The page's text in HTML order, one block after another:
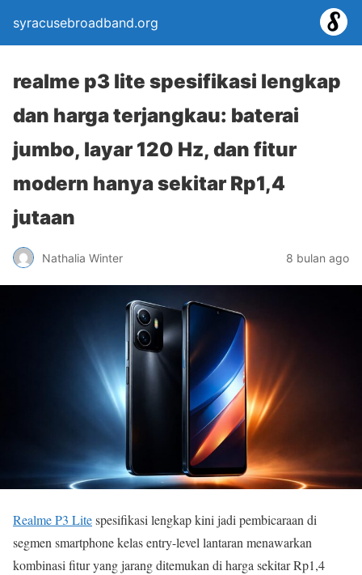
syracusebroadband.org
realme p3 lite spesifikasi lengkap
dan harga terjangkau: baterai
jumbo, layar 120 Hz, dan fitur
modern hanya sekitar Rp1,4
jutaan
Nathalia Winter 8 bulan ago
Realme P3 Litespesifikasi lengkap kini jadi pembicaraan di
segmen smartphone kelas entry-level lantaran menawarkan
kombinasi fitur yang jarang ditemukan di harga sekitar Rp1,4